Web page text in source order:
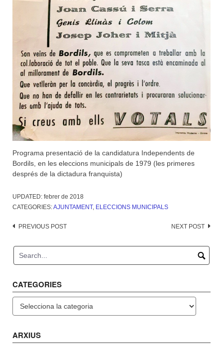
Programa presentació de la candidatura Independents de
Bordils, en les eleccions municipals de 1979 (les primeres
després de la dictadura franquista)
UPDATED: febrer de 2018
CATEGORIES:AJUNTAMENT, ELECCIONS MUNICIPALS
Post
PREVIOUS POST NEXT POST
CATEGORIES
ARXIUS